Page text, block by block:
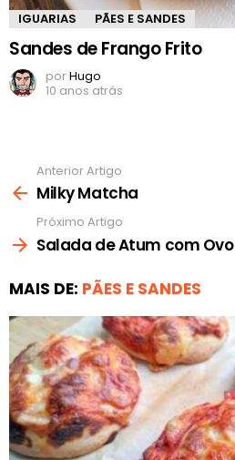
IGUARIAS PÃES E SANDES
Sandes de Frango Frito
porHugo
10 anos atrás
mais
Anterior Artigo
Milky Matcha
Próximo Artigo
Salada de Atum com Ovo
MAIS DE: PÃES E SANDES